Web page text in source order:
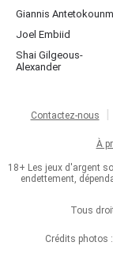
Giannis
Joel Embiid
Shai Gilgeous-
Alexander
Contactez-nous
À
18+ Les jeux d'argent
endettement,
Tous
Crédits photos